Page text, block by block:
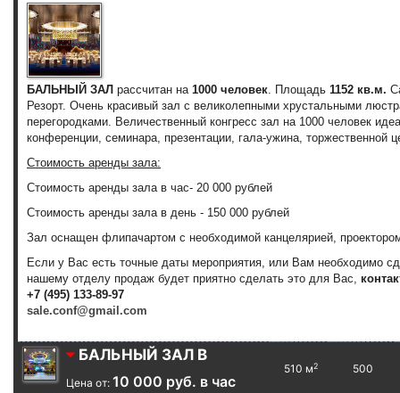
БАЛЬНЫЙ ЗАЛ рассчитан на 1000 человек. Площадь 1152 кв.м.
Резорт. Очень красивый зал с великолепными хрустальными
перегородками. Величественный конгресс зал на 1000 человек
конференции, семинара, презентации, гала-ужина, торжественной
Стоимость аренды зала:
Стоимость аренды зала в час- 20 000 рублей
Стоимость аренды зала в день - 150 000 рублей
Зал оснащен флипачартом с необходимой канцелярией,
Если у Вас есть точные даты мероприятия, или Вам необходимо
нашему отделу продаж будет приятно сделать это для Вас,
+7 (495) 133-89-97
sale.conf@gmail.com
БАЛЬНЫЙ ЗАЛ В
Цена от: 10 000 руб. в час
510 м2 500